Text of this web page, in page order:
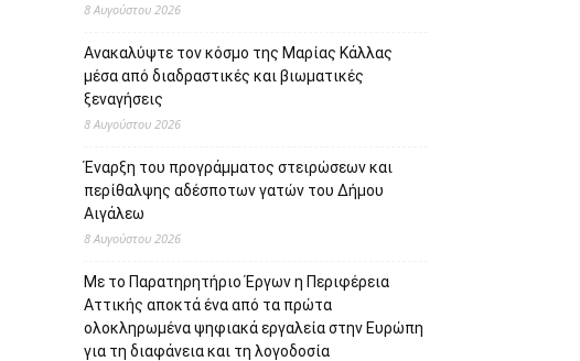
8 Αυγούστου 2026
Ανακαλύψτε τον κόσμο της Μαρίας Κάλλας
μέσα από διαδραστικές και βιωματικές
ξεναγήσεις
8 Αυγούστου 2026
Έναρξη του προγράμματος στειρώσεων και
περίθαλψης αδέσποτων γατών του Δήμου
Αιγάλεω
8 Αυγούστου 2026
Με το Παρατηρητήριο Έργων η Περιφέρεια
Αττικής αποκτά ένα από τα πρώτα
ολοκληρωμένα ψηφιακά εργαλεία στην Ευρώπη
για τη διαφάνεια και τη λογοδοσία